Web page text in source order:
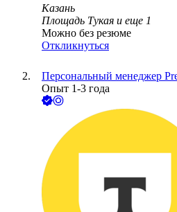
Казань
Площадь Тукая и еще 1
Можно без резюме
Откликнуться
Персональный менеджер
Опыт 1-3 года